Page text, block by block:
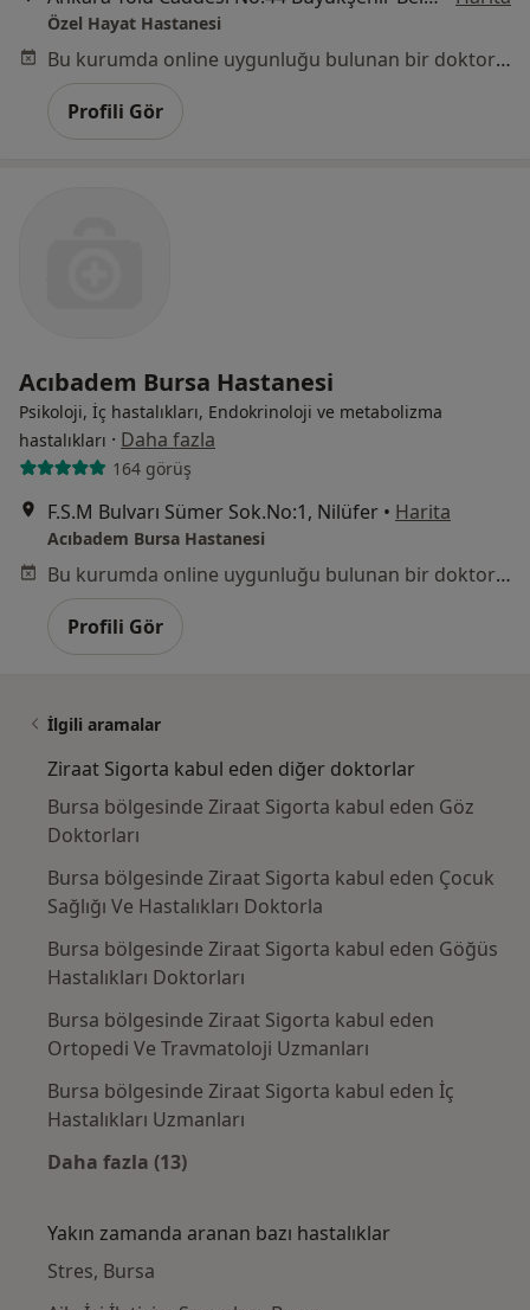
Özel Hayat Hastanesi
Bu kurumda online uygunluğu bulunan bir doktor veya uzman bulunamadı
Profili Gör
Acıbadem Bursa Hastanesi
Psikoloji, İç hastalıkları, Endokrinoloji ve metabolizma
hastalıkları · Daha fazla
164 görüş
F.S.M Bulvarı Sümer Sok.No:1, Nilüfer • Harita
Acıbadem Bursa Hastanesi
Bu kurumda online uygunluğu bulunan bir doktor veya uzman bulunamadı
Profili Gör
İlgili aramalar
Ziraat Sigorta kabul eden diğer doktorlar
Bursa bölgesinde Ziraat Sigorta kabul eden Göz
Doktorları
Bursa bölgesinde Ziraat Sigorta kabul eden Çocuk
Sağlığı Ve Hastalıkları Doktorla
Bursa bölgesinde Ziraat Sigorta kabul eden Göğüs
Hastalıkları Doktorları
Bursa bölgesinde Ziraat Sigorta kabul eden
Ortopedi Ve Travmatoloji Uzmanları
Bursa bölgesinde Ziraat Sigorta kabul eden İç
Hastalıkları Uzmanları
Daha fazla (13)
Yakın zamanda aranan bazı hastalıklar
Stres, Bursa